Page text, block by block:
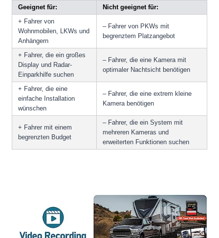
Geeignet für:
Nicht geeignet für:
+ Fahrer von
Wohnmobilen, LKWs und
Anhängern
– Fahrer von PKWs mit
begrenztem Platzangebot
+ Fahrer, die ein großes
Display und Radar-
Einparkhilfe suchen
– Fahrer, die eine Kamera mit
optimaler Nachtsicht benötigen
+ Fahrer, die eine
einfache Installation
wünschen
– Fahrer, die eine extrem kleine
Kamera benötigen
+ Fahrer mit einem
begrenzten Budget
– Fahrer, die ein System mit
mehreren Kameras und
erweiterten Funktionen suchen